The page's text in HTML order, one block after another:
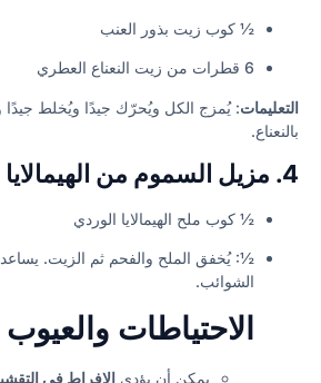
½ كوب زيت بذور العنب
6 قطرات من زيت النعناع العطري
التعليمات: يُمزج الكل ويُحرّك جيدًا ويُخلط
بالنعناع.
4. مزيل السموم من الهيمالايا + الفحم
½ كوب ملح الهيمالايا الوردي
½: يُخفق الملح والفحم ثم الزيت.
الشوائب.
الاحتياطات والعيوب
يمكن أن يؤدي الإفراط في